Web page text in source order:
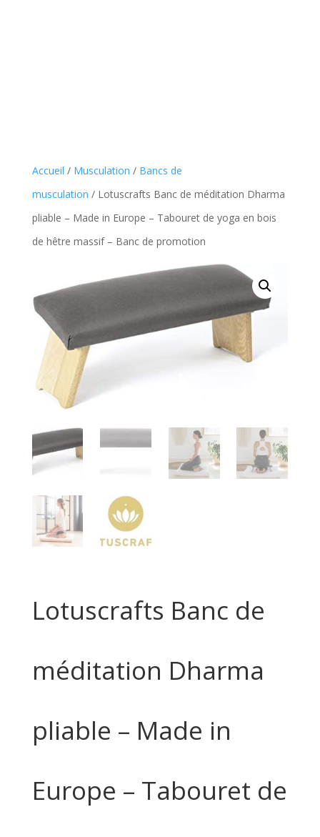
Accueil / Musculation / Bancs de
musculation / Lotuscrafts Banc de méditation Dharma
pliable – Made in Europe – Tabouret de yoga en bois
de hêtre massif – Banc de promotion
Lotuscrafts Banc de
méditation Dharma
pliable – Made in
Europe – Tabouret de